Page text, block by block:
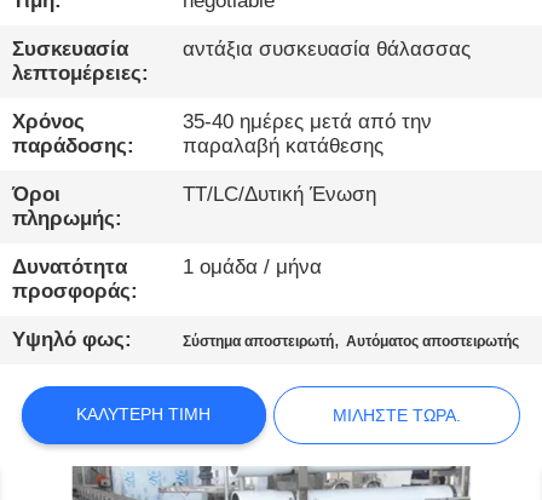
ΕΠΑΦΉ
ΜΕ
ΝΈΑ
ΜΙΛΉΣΤΕ
ΤΏΡΑ.
ΠΟΛΙΤΙΚΉ
ΑΠΟΡΡΉΤΟΥ
Συσκευασία
λεπτομέρειες:
αντάξια συσκευασία θάλασσας
Χρόνος
παράδοσης:
35-40 ημέρες μετά από την
παραλαβή κατάθεσης
Όροι
πληρωμής:
TT/LC/Δυτική Ένωση
Δυνατότητα
προσφοράς:
1 ομάδα / μήνα
Υψηλό φως: Σύστημα αποστειρωτή,Αυτόματος αποστειρωτής
ΚΑΛΎΤΕΡΗ ΤΙΜΉ ΜΙΛΉΣΤΕ ΤΏΡΑ.